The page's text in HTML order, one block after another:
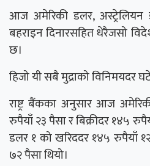
आज अमेरिकी डलर, अस्ट्रेलियन
बहराइन दिनारसहित धेरैजसो
छ।
हिजो यी सबै मुद्राको विनिमयदर
राष्ट्र बैंकका अनुसार आज
रुपैयाँ २३ पैसा र बिक्रीदर १४५
डलर १ को खरिददर १४५ रुपैयाँ
७२ पैसा थियो।